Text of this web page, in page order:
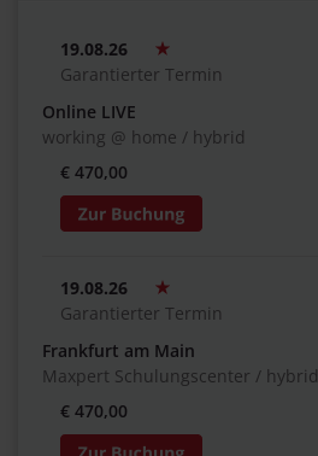
19.08.26
Garantierter Termin
Online LIVE
working @ home / hybrid
€ 470,00
19.08.26
Garantierter Termin
Frankfurt am Main
Maxpert Schulungscenter / hybrid
€ 470,00